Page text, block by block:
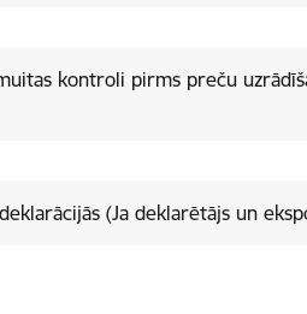
kontroli pirms preču
(Ja deklarētājs un